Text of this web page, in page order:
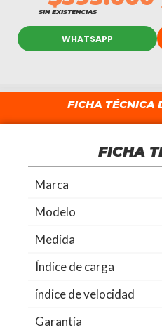
SIN EXISTENCIAS
WHATSAPP
FICHA TÉCNICA
FICHA
Marca
Modelo
Medida
Índice de carga
índice de velocidad
Garantía